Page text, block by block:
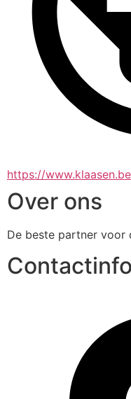
https://
Over ons
De beste partner voor